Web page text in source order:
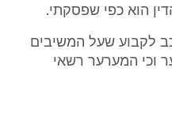
הוא כפי שפסקתי.
לקבוע שעל המשיבים
וכי המערער רשאי